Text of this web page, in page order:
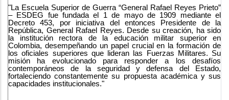
"La Escuela Superior de Guerra “General Rafael Reyes Prieto”
– ESDEG fue fundada el 1 de mayo de 1909 mediante el
Decreto 453, por iniciativa del entonces Presidente de la
República, General Rafael Reyes. Desde su creación, ha sido
la institución rectora de la educación militar superior en
Colombia, desempeñando un papel crucial en la formación de
los oficiales superiores que lideran las Fuerzas Militares. Su
misión ha evolucionado para responder a los desafíos
contemporáneos de la seguridad y defensa del Estado,
fortaleciendo constantemente su propuesta académica y sus
capacidades institucionales."